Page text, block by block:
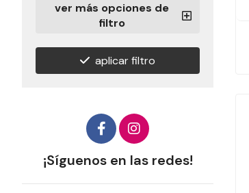
ver más opciones de
filtro
aplicar filtro
¡Síguenos en las redes!